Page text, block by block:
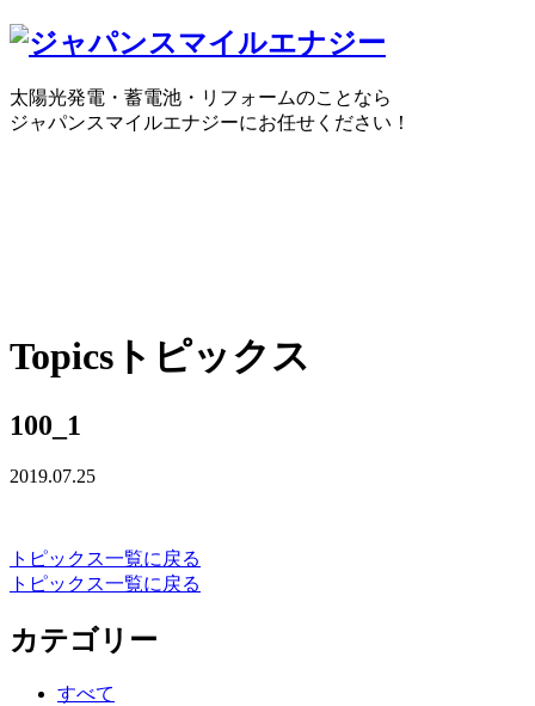
太陽光発電・蓄電池・リフォームのことなら
ジャパンスマイルエナジーにお任せください！
Topics トピックス
100_1
2019.07.25
トピックス一覧に戻る
トピックス一覧に戻る
カテゴリー
すべて